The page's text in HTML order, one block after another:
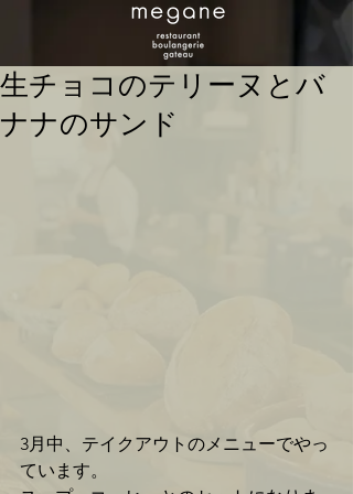
生チョコのテリーヌとバ
ナナのサンド
3月中、テイクアウトのメニューでやっ
ています。